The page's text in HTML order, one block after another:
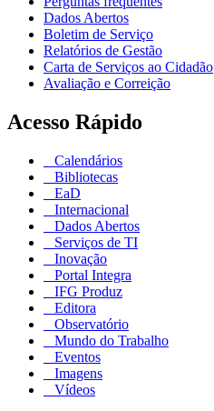
Dados Abertos
Boletim de Serviço
Relatórios de Gestão
Carta de Serviços ao Cidadão
Avaliação e Correição
Acesso Rápido
Calendários
Bibliotecas
EaD
Internacional
Dados Abertos
Serviços de TI
Inovação
Portal Integra
IFG Produz
Editora
Observatório
Mundo do Trabalho
Eventos
Imagens
Vídeos